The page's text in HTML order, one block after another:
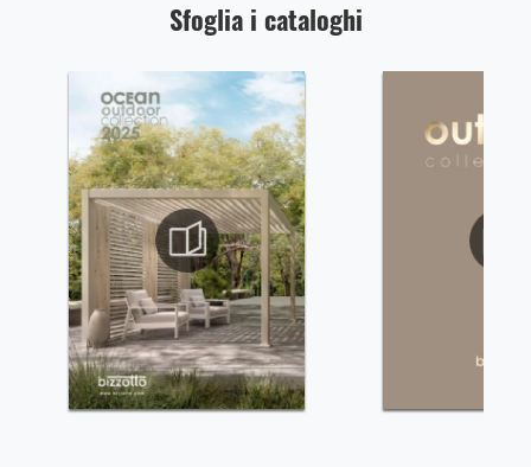
Sfoglia i cataloghi